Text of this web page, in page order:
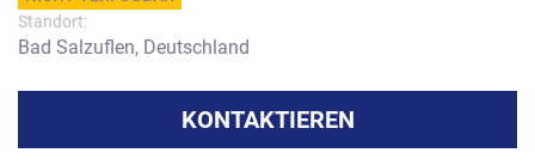
Standort:
Bad Salzuflen, Deutschland
KONTAKTIEREN